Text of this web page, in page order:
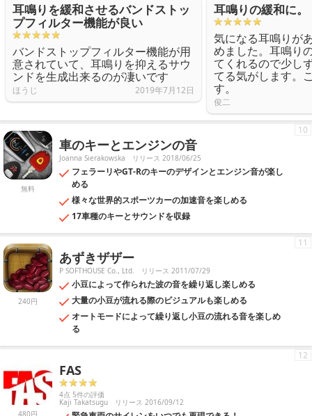
耳鳴りを緩和させるバンドストッ
プフィルター機能が良い
バンドストップフィルター機能が用
意されていて、耳鳴りを抑えるサウ
ンドを生成出来るのが凄いです
ほうじ 2019年7月12日
耳鳴りの緩和に。
気になる耳鳴りが
めました。耳鳴り
てくれるので少し
てる気がします。
す。
俊二
無料
車のキーとエンジンの音
Joanna Sierakowska リリース 2018/06/25
フェラーリやGT-Rのキーのデザインとエンジン音が楽し
める
様々な世界的スポーツカーの加速音を楽しめる
17車種のキーとサウンドを収録
10
240円
あずきザザー
P SOFTHOUSE Co., Ltd. リリース 2011/07/29
小豆によって作られた波の音を繰り返し楽しめる
大量の小豆が流れる際のビジュアルも楽しめる
オートモードによって繰り返し小豆の流れる音を楽しめ
る
11
480円
FAS
4点 5件の評価
Kaji Takatsugu リリース 2016/09/12
12